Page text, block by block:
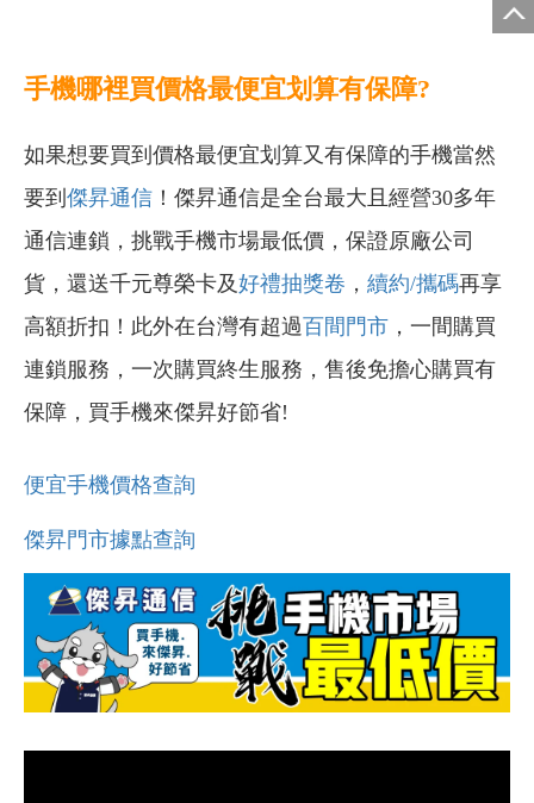
手機哪裡買價格最便宜划算有保障?
如果想要買到價格最便宜划算又有保障的手機當然
要到 傑昇通信 ！傑昇通信是全台最大且經營30多年
通信連鎖，挑戰手機市場最低價，保證原廠公司
貨，還送千元尊榮卡及好禮抽獎卷 ， 續約/攜碼再享
高額折扣！此外在台灣有超過百間門市 ，一間購買
連鎖服務，一次購買終生服務，售後免擔心購買有
保障，買手機來傑昇好節省!
便宜手機價格查詢
傑昇門市據點查詢